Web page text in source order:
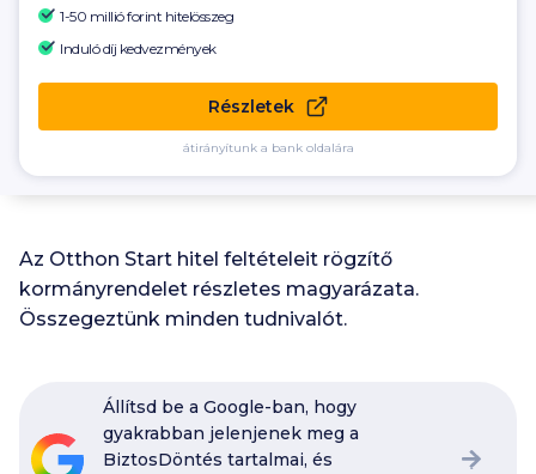
1-50 millió forint hitelösszeg
Induló díj kedvezmények
Részletek
átirányítunk a bank oldalára
Az Otthon Start hitel feltételeit rögzítő
kormányrendelet részletes magyarázata.
Összegeztünk minden tudnivalót.
Állítsd be a Google-ban, hogy
gyakrabban jelenjenek meg a
BiztosDöntés tartalmai, és